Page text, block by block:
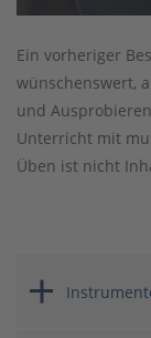
Ein vorheriger
wünschenswert,
und
Unterricht mit
Üben ist nicht